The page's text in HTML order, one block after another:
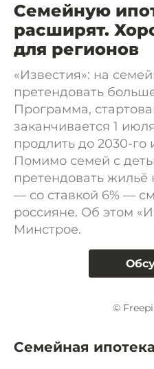
Семейную
расширят.
для регионов
«Известия»: на
претендовать
Программа,
заканчивается 1
продлить до 2030-
Помимо семей с
претендовать жильё
— со ставкой 6% —
россияне. Об этом
Минстрое.
©
Семейная